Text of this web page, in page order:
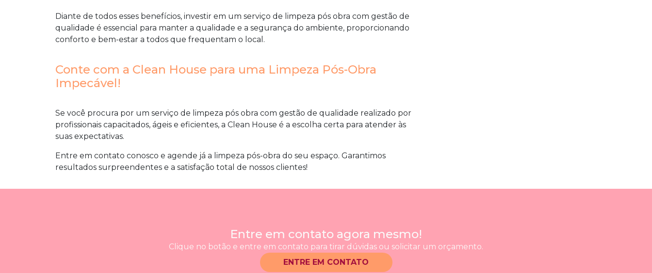
Diante de todos esses benefícios, investir em um serviço de limpeza pós obra com gestão de
qualidade é essencial para manter a qualidade e a segurança do ambiente, proporcionando
conforto e bem-estar a todos que frequentam o local.
Conte com a Clean House para uma Limpeza Pós-Obra
Impecável!
Se você procura por um serviço de limpeza pós obra com gestão de qualidade realizado por
profissionais capacitados, ágeis e eficientes, a Clean House é a escolha certa para atender às
suas expectativas.
Entre em contato conosco e agende já a limpeza pós-obra do seu espaço. Garantimos
resultados surpreendentes e a satisfação total de nossos clientes!
Entre em contato agora mesmo!
Clique no botão e entre em contato para tirar dúvidas ou solicitar um orçamento.
ENTRE EM CONTATO